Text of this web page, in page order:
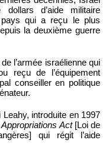
d’aide militaire
pays qui a reçu le plus
la deuxième guerre
l’armée israélienne qui
reçu de l’équipement
conseiller en politique
introduite en 1997
Act[Loi de
qui régit l’aide